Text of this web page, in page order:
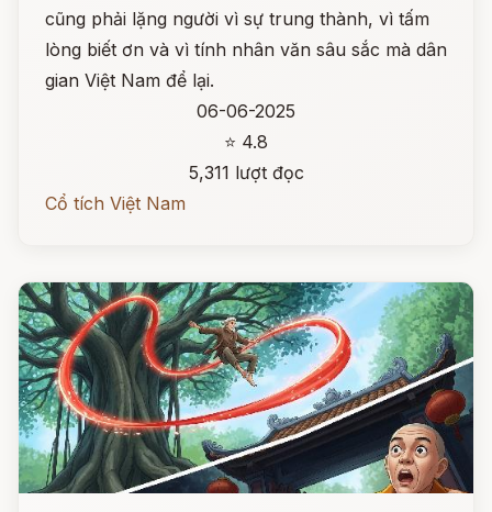
cũng phải lặng người vì sự trung thành, vì tấm
lòng biết ơn và vì tính nhân văn sâu sắc mà dân
gian Việt Nam để lại.
06-06-2025
⭐ 4.8
5,311 lượt đọc
Cổ tích Việt Nam